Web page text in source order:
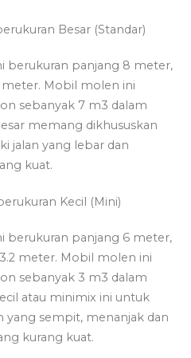
Besar (Standar)
berukuran panjang 8 meter,
Mobil molen ini
sebanyak 7 m3 dalam
memang dikhususkan
jalan yang lebar dan
kuat.
Kecil (Mini)
berukuran panjang 6 meter,
meter. Mobil molen ini
sebanyak 3 m3 dalam
atau minimix ini untuk
yang sempit, menanjak dan
kurang kuat.